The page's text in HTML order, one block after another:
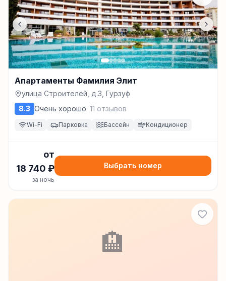
Апартаменты Фамилия Элит
улица Строителей, д.3, Гурзуф
8.3 Очень хорошо· 11 отзывов
Wi-Fi Парковка Бассейн Кондиционер
от
18 740 ₽
за ночь
Выбрать номер
🏨